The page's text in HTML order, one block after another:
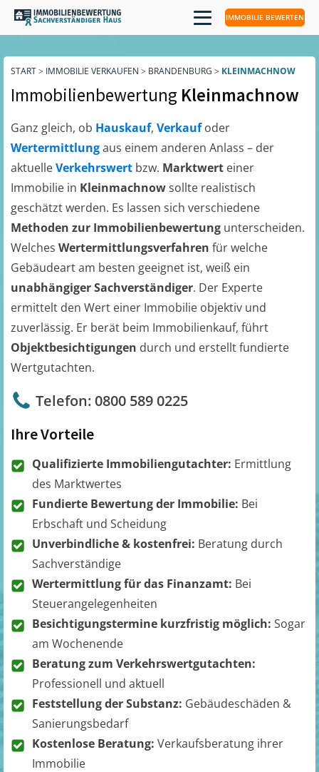
IMMOBILIE BEWERTEN
START> IMMOBILIE VERKAUFEN > BRANDENBURG > KLEINMACHNOW
Immobilienbewertung Kleinmachnow
Ganz gleich, ob Hauskauf, Verkaufoder
Wertermittlungaus einem anderen Anlass – der
aktuelleVerkehrswert bzw. Marktwert einer
Immobilie in Kleinmachnowsollte realistisch
geschätzt werden. Es lassen sich verschiedene
Methoden zur Immobilienbewertung unterscheiden.
Welches Wertermittlungsverfahren für welche
Gebäudeart am besten geeignet ist, weiß ein
unabhängiger Sachverständiger. Der Experte
ermittelt den Wert einer Immobilie objektiv und
zuverlässig. Er berät beim Immobilienkauf, führt
Objektbesichtigungen durch und erstellt fundierte
Wertgutachten.
Telefon: 0800 589 0225
Ihre Vorteile
Qualifizierte Immobiliengutachter: Ermittlung
des Marktwertes
Fundierte Bewertung der Immobilie: Bei
Erbschaft und Scheidung
Unverbindliche & kostenfrei: Beratung durch
Sachverständige
Wertermittlung für das Finanzamt: Bei
Steuerangelegenheiten
Besichtigungstermine kurzfristig möglich: Sogar
am Wochenende
Beratung zum Verkehrswertgutachten:
Professionell und aktuell
Feststellung der Substanz: Gebäudeschäden &
Sanierungsbedarf
Kostenlose Beratung: Verkaufsberatung ihrer
Immobilie